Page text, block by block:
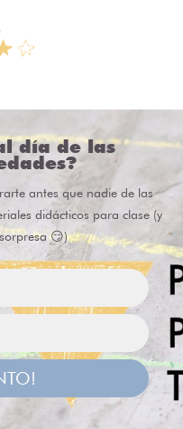
día de las
antes que nadie de las
didácticos para clase (y
😏)